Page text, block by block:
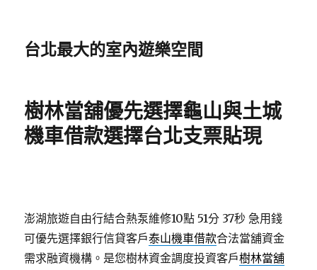
台北最大的室內遊樂空間
樹林當舖優先選擇龜山與土城
機車借款選擇台北支票貼現
澎湖旅遊自由行結合熱泵維修10點 51分 37秒 急用錢
可優先選擇銀行信貸客戶泰山機車借款合法當舖資金
需求融資機構。是您樹林資金調度投資客戶樹林當舖